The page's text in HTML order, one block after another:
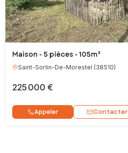
Maison - 5 pièces - 105m²
Saint-Sorlin-De-Morestel (38510)
225 000 €
Appeler Contacter